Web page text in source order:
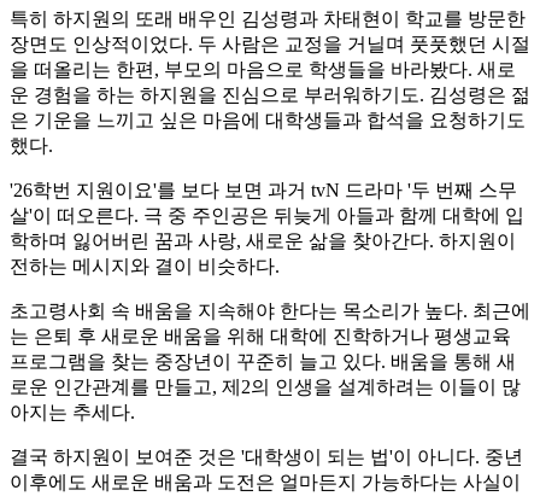
특히 하지원의 또래 배우인 김성령과 차태현이 학교를 방문한
장면도 인상적이었다. 두 사람은 교정을 거닐며 풋풋했던 시절
을 떠올리는 한편, 부모의 마음으로 학생들을 바라봤다. 새로
운 경험을 하는 하지원을 진심으로 부러워하기도. 김성령은 젊
은 기운을 느끼고 싶은 마음에 대학생들과 합석을 요청하기도
했다.
'26학번 지원이요'를 보다 보면 과거 tvN 드라마 '두 번째 스무
살'이 떠오른다. 극 중 주인공은 뒤늦게 아들과 함께 대학에 입
학하며 잃어버린 꿈과 사랑, 새로운 삶을 찾아간다. 하지원이
전하는 메시지와 결이 비슷하다.
초고령사회 속 배움을 지속해야 한다는 목소리가 높다. 최근에
는 은퇴 후 새로운 배움을 위해 대학에 진학하거나 평생교육
프로그램을 찾는 중장년이 꾸준히 늘고 있다. 배움을 통해 새
로운 인간관계를 만들고, 제2의 인생을 설계하려는 이들이 많
아지는 추세다.
결국 하지원이 보여준 것은 '대학생이 되는 법'이 아니다. 중년
이후에도 새로운 배움과 도전은 얼마든지 가능하다는 사실이